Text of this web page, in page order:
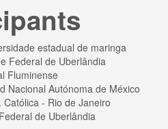
estadual de maringa
Federal de Uberlândia
Fluminense
Nacional Autónoma de México
- Rio de Janeiro
de Uberlândia